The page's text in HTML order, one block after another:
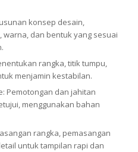
konsep desain,
warna, dan bentuk yang sesuai
rangka, titik tumpu,
menjamin kestabilan.
Pemotongan dan jahitan
menggunakan bahan
rangka, pemasangan
untuk tampilan rapi dan